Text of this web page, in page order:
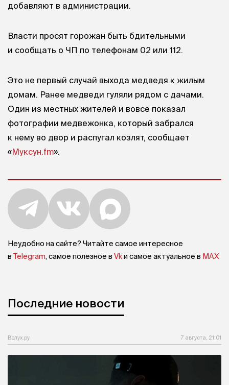
добавляют в администрации.
Власти просят горожан быть бдительными
и сообщать о ЧП по телефонам 02 или 112.
Это не первый случай выхода медведя к жилым
домам. Ранее медведи гуляли рядом с дачами.
Один из местных жителей и вовсе показал
фотографии медвежонка, который забрался
к нему во двор и распугал козлят, сообщает
«Муксун.fm».
Неудобно на сайте? Читайте самое интересное
в Telegram, самое полезное в Vkи самое актуальное в MAX
Последние новости
Вслух.ру 7 августа, 21:01